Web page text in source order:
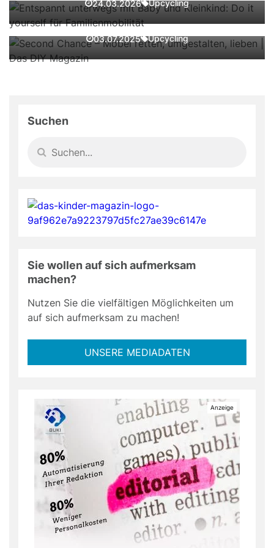
24.03.2026 Upcycling
umgestalten, lieben | Das DIY Magazin
03.07.2025 Upcycling
Suchen
Sie wollen auf sich aufmerksam
machen?
Nutzen Sie die vielfältigen Möglichkeiten um
auf sich aufmerksam zu machen!
UNSERE MEDIADATEN